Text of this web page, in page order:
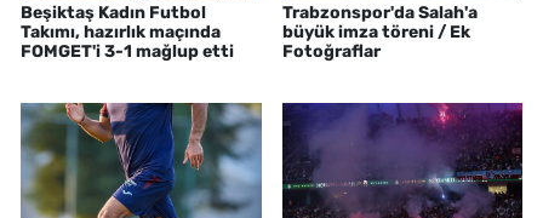
Beşiktaş Kadın Futbol
Takımı, hazırlık maçında
FOMGET'i 3-1 mağlup etti
Trabzonspor'da Salah'a
büyük imza töreni / Ek
Fotoğraflar